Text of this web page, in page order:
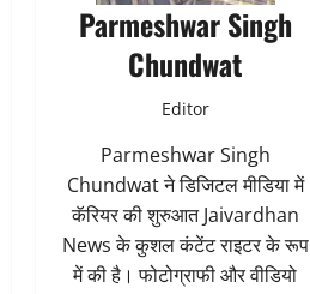
Parmeshwar Singh
Chundwat
Editor
Parmeshwar Singh
Chundwat ने डिजिटल मीडिया में
कॅरियर की शुरुआत Jaivardhan
News के कुशल कंटेंट राइटर के रूप
में की है। फोटोग्राफी और वीडियो